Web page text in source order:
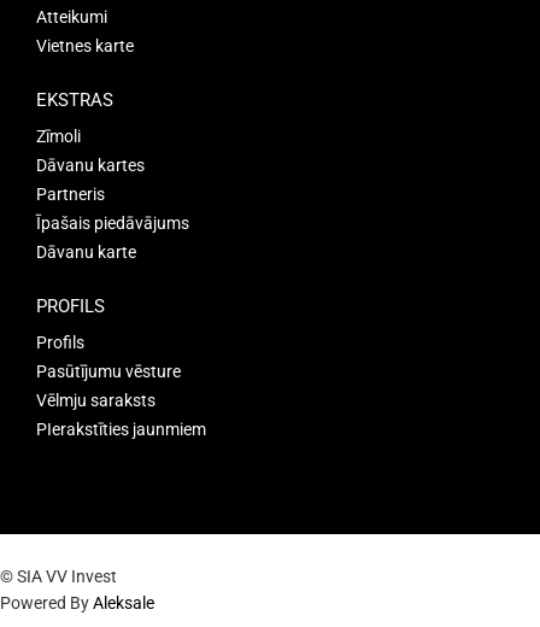
Atteikumi
Vietnes karte
EKSTRAS
Zīmoli
Dāvanu kartes
Partneris
Īpašais piedāvājums
Dāvanu karte
PROFILS
Profils
Pasūtījumu vēsture
Vēlmju saraksts
PIerakstīties jaunmiem
© SIA VV Invest
Powered ByAleksale